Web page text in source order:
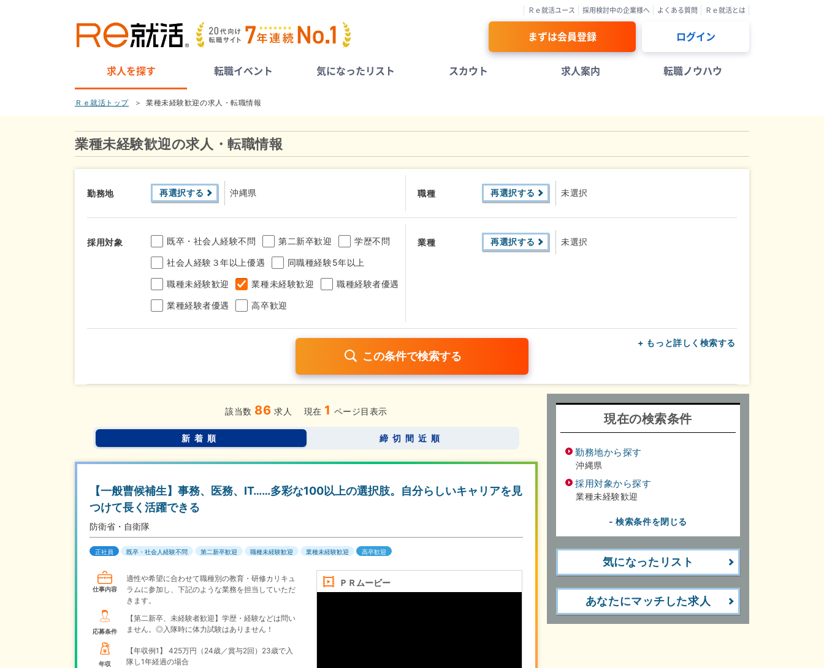
Ｒｅ就活ユース 採用検討中の企業様へ よくある質問 Ｒｅ就活とは
まずは会員登録 ログイン
求人を探す 転職イベント 気になったリスト スカウト 求人案内 転職ノウハウ
Ｒｅ就活トップ 業種未経験歓迎の求人・転職情報
業種未経験歓迎の求人・転職情報
勤務地 再選択する 沖縄県 職種 再選択する 未選択
採用対象 既卒・社会人経験不問 第二新卒歓迎 学歴不問
社会人経験３年以上優遇 同職種経験5年以上
職種未経験歓迎 業種未経験歓迎 職種経験者優遇
業種経験者優遇 高卒歓迎
業種 再選択する 未選択
完全週休2日制 年間休日120日以上 残業少なめ（1日1時間以内）
土日面接OK 書類選考なし
+ もっと詳しく検索する
該当数 86 求人 現在 1 ページ目表示
新着順 締切間近順
【一般曹候補生】事務、医務、IT……多彩な100以上の選択肢。自分らしいキャリアを見
つけて長く活躍できる
防衛省・自衛隊
正社員 既卒・社会人経験不問 第二新卒歓迎 職種未経験歓迎 業種未経験歓迎 高卒歓迎
ＰＲムービー
仕事内容
適性や希望に合わせて職種別の教育・研修カリキュ
ラムに参加し、下記のような業務を担当していただ
きます。
応募条件
【第二新卒、未経験者歓迎】学歴・経験などは問い
ません。◎入隊時に体力試験はありません！
年収
【年収例1】
425万円（24歳／賞与2回）23歳で入
隊し1年経過の場合
現在の検索条件
勤務地から探す
沖縄県
採用対象から探す
業種未経験歓迎
- 検索条件を閉じる
気になったリスト
あなたにマッチした求人